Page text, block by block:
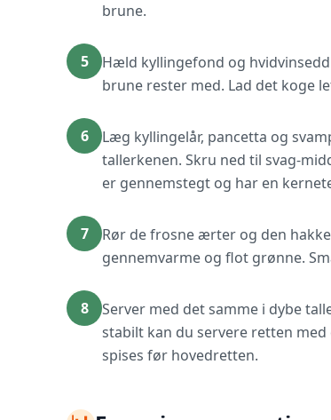
brune.
5
Hæld kyllingefond og
brune rester med. Lad det koge
6
Læg kyllingelår, pancetta og
tallerkenen. Skru ned til svag-
er gennemstegt og har en
7
Rør de frosne ærter og den
gennemvarme og flot grønne.
8
Server med det samme i dybe
stabilt kan du servere retten
spises før hovedretten.